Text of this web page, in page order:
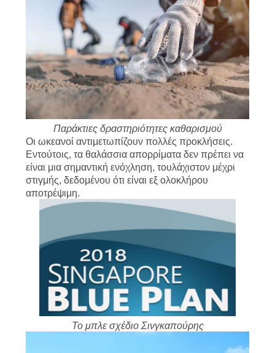
Παράκτιες δραστηριότητες καθαρισμού
Οι ωκεανοί αντιμετωπίζουν πολλές προκλήσεις.
Εντούτοις, τα θαλάσσια απορρίματα δεν πρέπει να
είναι μια σημαντική ενόχληση, τουλάχιστον μέχρι
στιγμής, δεδομένου ότι είναι εξ ολοκλήρου
αποτρέψιμη.
Το μπλε σχέδιο Σινγκαπούρης